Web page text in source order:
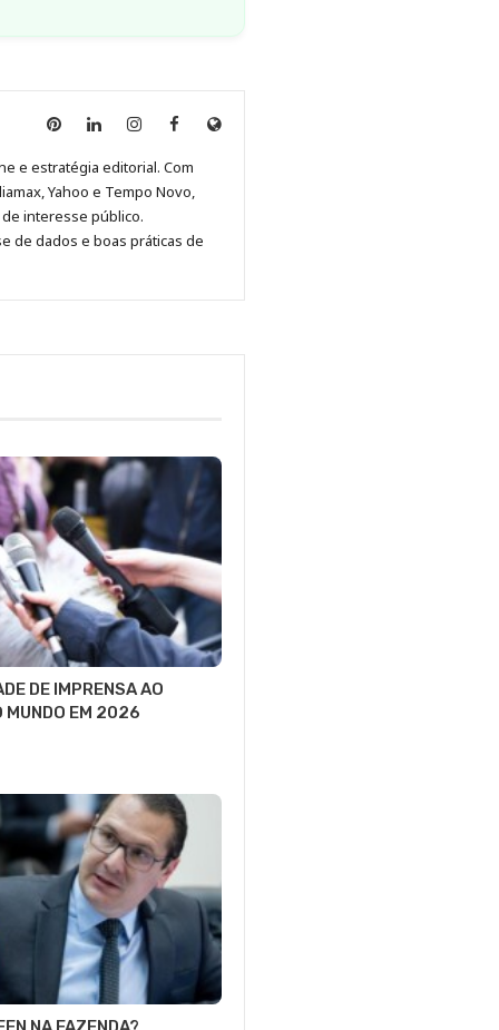
Anny
no
Pinterest
Anny
no
LinkedIn
Anny
no
Instagram
Anny
no
Facebook
Site
e estratégia editorial. Com
Yahoo e Tempo Novo,
interesse público.
de dados e boas práticas de
DE IMPRENSA AO
MUNDO EM 2026